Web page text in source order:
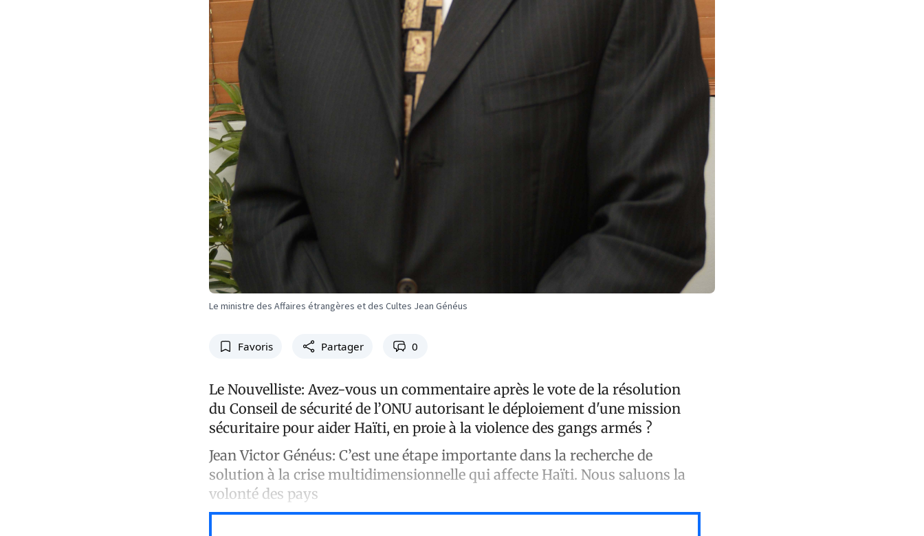
Le ministre des Affaires étrangères et des Cultes Jean Généus
Favoris Partager 0
Le Nouvelliste: Avez-vous un commentaire après le vote de la résolution
du Conseil de sécurité de l’ONU autorisant le déploiement d'une mission
sécuritaire pour aider Haïti, en proie à la violence des gangs armés ?
Jean Victor Généus: C’est une étape importante dans la recherche de
solution à la crise multidimensionnelle qui affecte Haïti. Nous saluons la
volonté des pays